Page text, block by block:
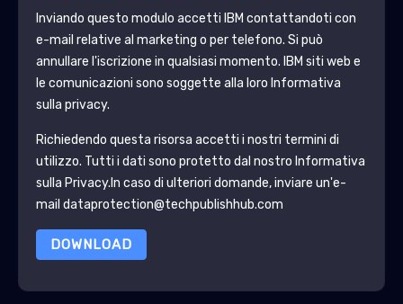
Inviando questo modulo accetti IBM contattandoti con
e-mail relative al marketing o per telefono. Si può
annullare l'iscrizione in qualsiasi momento. IBM siti web e
le comunicazioni sono soggette alla loro Informativa
sulla privacy.
Richiedendo questa risorsa accetti i nostri termini di
utilizzo. Tutti i dati sono protetto dal nostro Informativa
sulla Privacy.In caso di ulteriori domande, inviare un'e-
mail dataprotection@techpublishhub.com
DOWNLOAD